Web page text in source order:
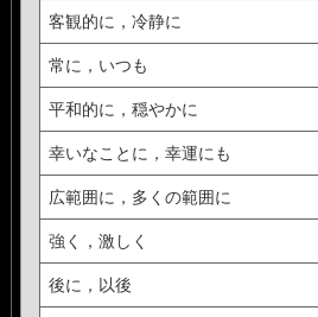
客観的に，冷静に
常に，いつも
平和的に，穏やかに
幸いなことに，幸運にも
広範囲に，多くの範囲に
強く，激しく
後に，以後